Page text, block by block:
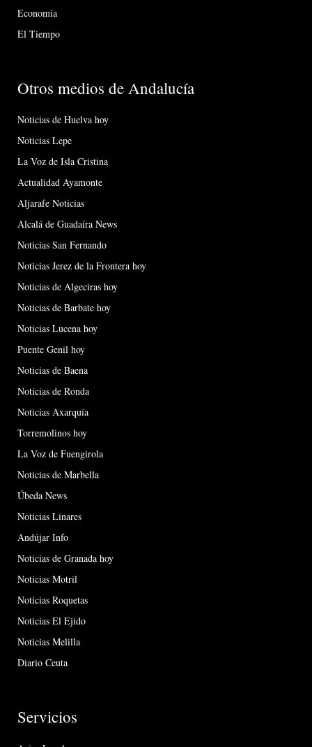
Economía
El Tiempo
Otros medios de Andalucía
Noticias de Huelva hoy
Noticias Lepe
La Voz de Isla Cristina
Actualidad Ayamonte
Aljarafe Noticias
Alcalá de Guadaíra News
Noticias San Fernando
Noticias Jerez de la Frontera hoy
Noticias de Algeciras hoy
Noticias de Barbate hoy
Noticias Lucena hoy
Puente Genil hoy
Noticias de Baena
Noticias de Ronda
Noticias Axarquía
Torremolinos hoy
La Voz de Fuengirola
Noticias de Marbella
Úbeda News
Noticias Linares
Andújar Info
Noticias de Granada hoy
Noticias Motril
Noticias Roquetas
Noticias El Ejido
Noticias Melilla
Diario Ceuta
Servicios